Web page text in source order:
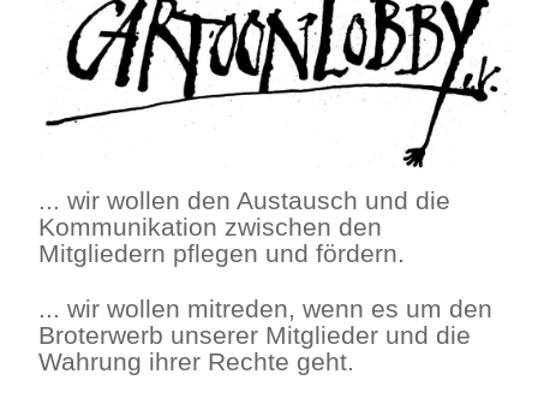
... wir wollen den Austausch und die
Kommunikation zwischen den
Mitgliedern pflegen und fördern.
... wir wollen mitreden, wenn es um den
Broterwerb unserer Mitglieder und die
Wahrung ihrer Rechte geht.